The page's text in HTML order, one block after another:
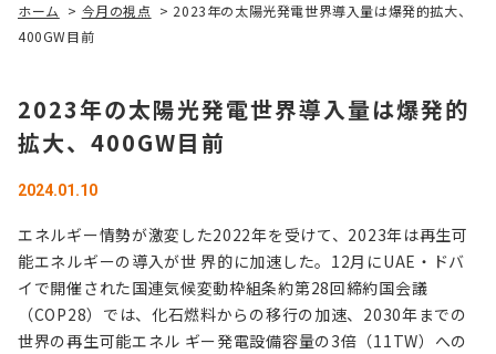
ホーム > 今月の視点 > 2023年の太陽光発電世界導⼊量は爆発的拡⼤、
400GW目前
2023年の太陽光発電世界導⼊量は爆発的
拡⼤、400GW目前
2024.01.10
エネルギー情勢が激変した2022年を受けて、2023年は再生可
能エネルギーの導入が世 界的に加速した。12月にUAE・ドバ
イで開催された国連気候変動枠組条約第28回締約国会議
（COP28）では、化石燃料からの移行の加速、2030年までの
世界の再生可能エネル ギー発電設備容量の3倍（11TW）への